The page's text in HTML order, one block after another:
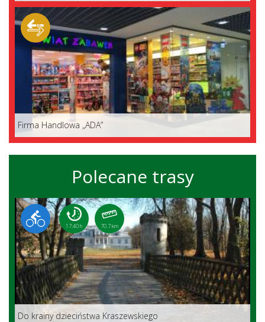
Firma Handlowa „ADA”
Polecane trasy
17:40 h 70.7 km
Do krainy dzieciństwa Kraszewskiego